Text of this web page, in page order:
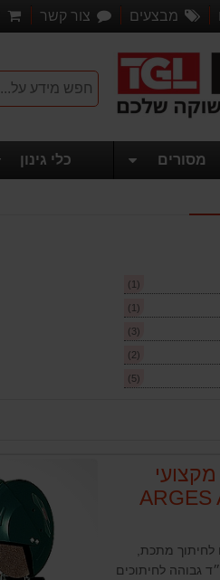
מבצעים צור קשר
מסורים כלי גינון
(1)
(1)
(3)
(2)
(5)
לחיתוך מתכת,
גבוהה לחיתוכים